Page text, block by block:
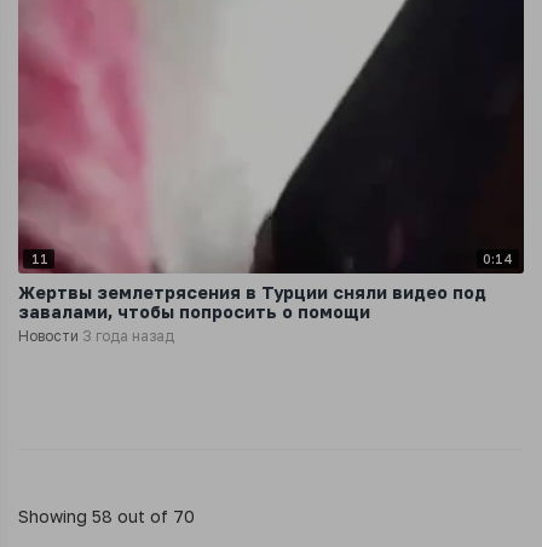
11 0:14
Жертвы землетрясения в Турции сняли видео под
завалами, чтобы попросить о помощи
Новости 3 года назад
Showing 58 out of 70